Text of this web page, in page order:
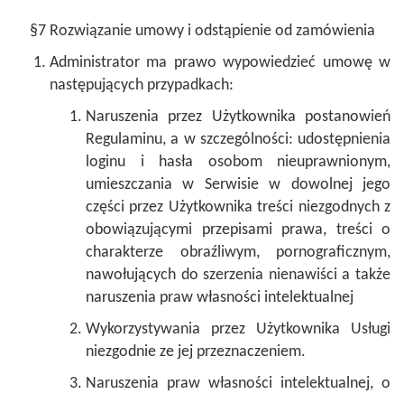
§7 Rozwiązanie umowy i odstąpienie od zamówienia
Administrator ma prawo wypowiedzieć umowę w
następujących przypadkach:
Naruszenia przez Użytkownika postanowień
Regulaminu, a w szczególności: udostępnienia
loginu i hasła osobom nieuprawnionym,
umieszczania w Serwisie w dowolnej jego
części przez Użytkownika treści niezgodnych z
obowiązującymi przepisami prawa, treści o
charakterze obraźliwym, pornograficznym,
nawołujących do szerzenia nienawiści a także
naruszenia praw własności intelektualnej
Wykorzystywania przez Użytkownika Usługi
niezgodnie ze jej przeznaczeniem.
Naruszenia praw własności intelektualnej, o